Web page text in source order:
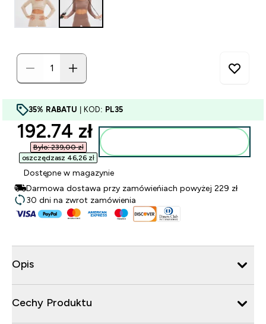
35% RABATU | KOD: PL35
discounted price
192.74 zł‎
Było: 239,00 zł‎
oszczędzasz 46,26 zł‎
Dostępne w magazynie
Darmowa dostawa przy zamówieńiach powyżej 229 zł
30 dni na zwrot zamówienia
Opis
Cechy Produktu